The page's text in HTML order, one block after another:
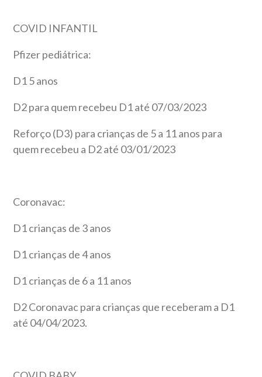
COVID INFANTIL
Pfizer pediátrica:
D1 5 anos
D2 para quem recebeu D1 até 07/03/2023
Reforço (D3) para crianças de 5 a 11 anos para
quem recebeu a D2 até 03/01/2023
Coronavac:
D1 crianças de 3 anos
D1 crianças de 4 anos
D1 crianças de 6 a 11 anos
D2 Coronavac para crianças que receberam a D1
até 04/04/2023.